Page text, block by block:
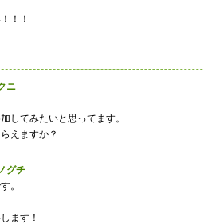
！！
ニ
してみたいと思ってます。
えますか？
グチ
。
ます！